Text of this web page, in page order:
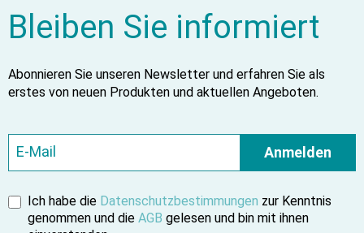
Bleiben Sie informiert
Abonnieren Sie unseren Newsletter und erfahren Sie als
erstes von neuen Produkten und aktuellen Angeboten.
Anmelden
Ich habe die Datenschutzbestimmungen zur Kenntnis
genommen und die AGB gelesen und bin mit ihnen